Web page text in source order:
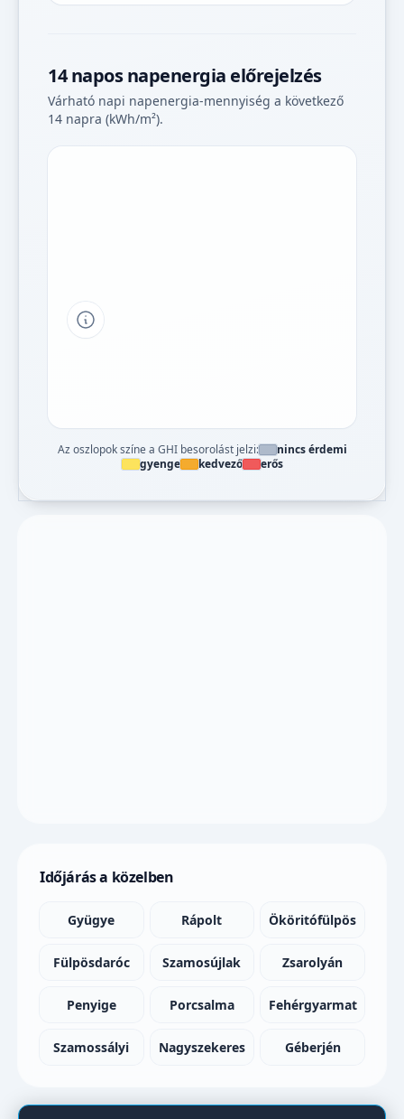
14 napos napenergia előrejelzés
Várható napi napenergia-mennyiség a következő
14 napra (kWh/m²).
Tipp a grafikon jelmagyarázatához
Az oszlopok színe a GHI besorolást jelzi:
nincs érdemi
gyenge
kedvező erős
Időjárás a közelben
Gyügye Rápolt Ököritófülpös
Fülpösdaróc Szamosújlak Zsarolyán
Penyige Porcsalma Fehérgyarmat
Szamossályi Nagyszekeres Géberjén